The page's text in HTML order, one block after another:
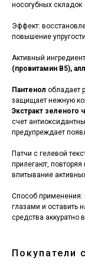
носогубных складок
Эффект:
повышение
Активный
(провитамин B5),
Пантенол обладает
защищает нежную
Экстракт зеленого
счет
предупреждает
Патчи с гелевой
прилегают,
впитывание
Способ применения:
глазами и оставить
средства аккуратно
Покупатели